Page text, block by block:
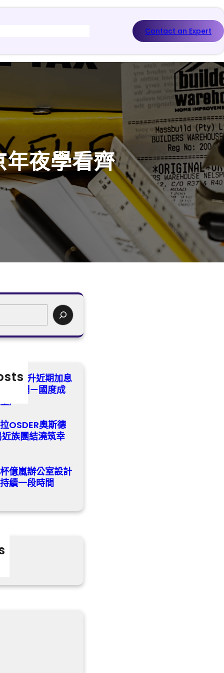
Contact an Expert
夜學看齊
鷹”推升近期加息
戶網－國度成
戶
OSDER奧斯德
族團結澆筑幸
億嵐辦公室設計
續一段時間